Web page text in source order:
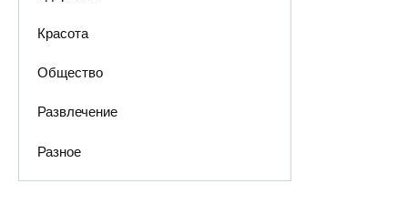
Красота
Общество
Развлечение
Разное